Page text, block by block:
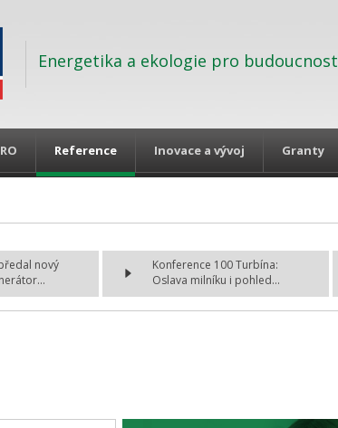
Energetika a ekologie pro budoucnost
Reference Inovace a vývoj Granty
nový
Konference 100 Turbína:
Oslava milníku i pohled...